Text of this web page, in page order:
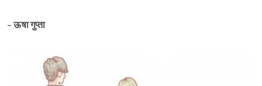
-ऊषा गुप्ता